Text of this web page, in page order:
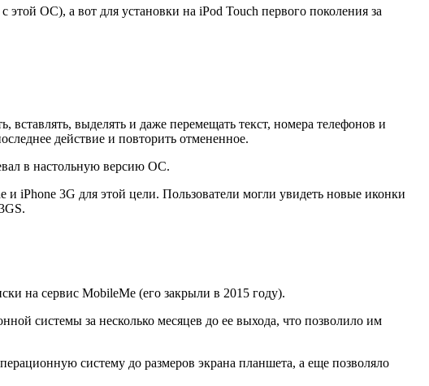
ОС), а вот для установки на iPod Touch первого поколения за
выделять и даже перемещать текст, номера телефонов и
действие и повторить отмененное.
в настольную версию ОС.
iPhone 3G для этой цели. Пользователи могли увидеть новые иконки
на сервис MobileMe (его закрыли в 2015 году).
системы за несколько месяцев до ее выхода, что позволило им
систему до размеров экрана планшета, а еще позволяло